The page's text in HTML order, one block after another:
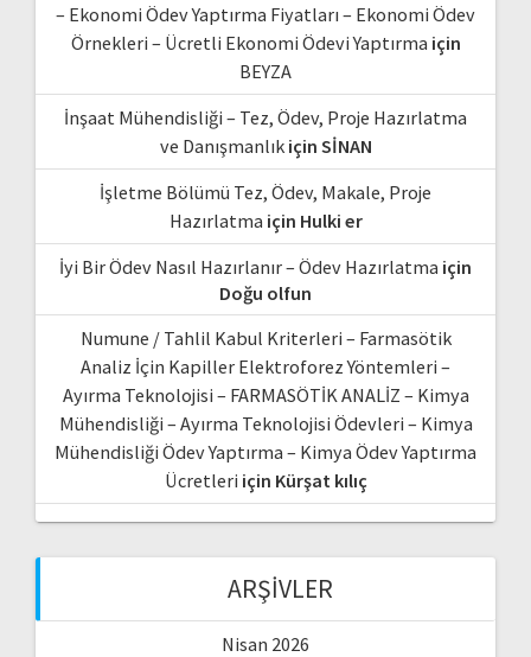
– Ekonomi Ödev Yaptırma Fiyatları – Ekonomi Ödev
Örnekleri – Ücretli Ekonomi Ödevi Yaptırma için
BEYZA
İnşaat Mühendisliği – Tez, Ödev, Proje Hazırlatma
ve Danışmanlıkiçin SİNAN
İşletme Bölümü Tez, Ödev, Makale, Proje
Hazırlatma için Hulki er
İyi Bir Ödev Nasıl Hazırlanır – Ödev Hazırlatma için
Doğu olfun
Numune / Tahlil Kabul Kriterleri – Farmasötik
Analiz İçin Kapiller Elektroforez Yöntemleri –
Ayırma Teknolojisi – FARMASÖTİK ANALİZ – Kimya
Mühendisliği – Ayırma Teknolojisi Ödevleri – Kimya
Mühendisliği Ödev Yaptırma – Kimya Ödev Yaptırma
Ücretleri için Kürşat kılıç
ARŞIVLER
Nisan 2026